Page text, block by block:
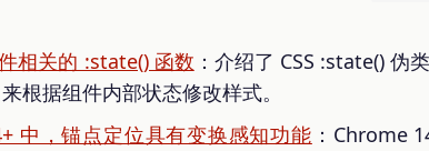
相关的 :state() 函数 ：介绍了 CSS :state()
根据组件内部状态修改样式。
中，锚点定位具有变换感知功能 ：Chrome